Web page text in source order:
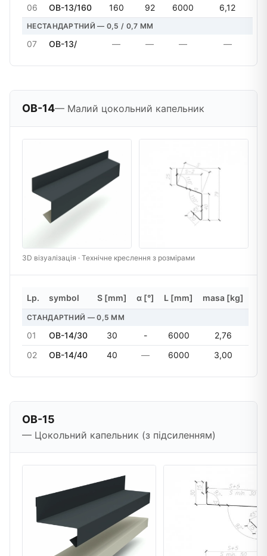
06
OB-13/160 160 92 6000 6,12
НЕСТАНДАРТНИЙ — 0,5 / 0,7 MM
07 OB-13/ — — — —
OB-14— Малий цокольний капельник
3D візуалізація · Технічне креслення з розмірами
Lp. symbol S [mm] α [°] L [mm] masa [kg]
СТАНДАРТНИЙ — 0,5 MM
01 OB-14/30 30 - 6000
2,76
02
OB-14/40 40 — 6000 3,00
OB-15
— Цокольний капельник (з підсиленням)